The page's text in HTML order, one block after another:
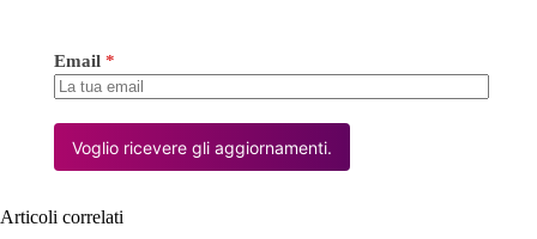
Email *
Voglio ricevere gli aggiornamenti.
Articoli correlati